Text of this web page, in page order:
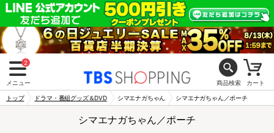
2
メニュー 商品検索 カート
トップ ドラマ・番組グッズ＆DVD シマエナガちゃん シマエナガちゃん／ポーチ
シマエナガちゃん／ポーチ